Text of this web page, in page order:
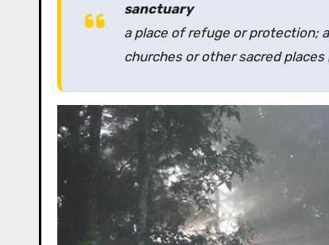
sanctuary
a place of refuge or protection;
churches or other sacred places